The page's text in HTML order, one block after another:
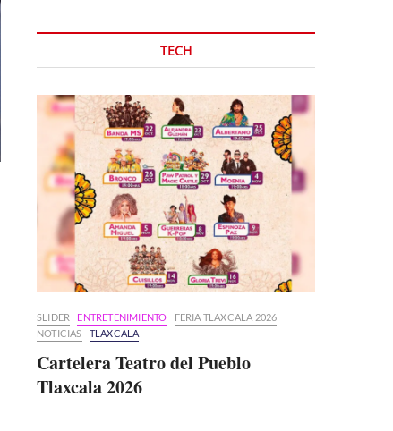
TECH
SLIDER ENTRETENIMIENTO
FERIA TLAXCALA 2026
NOTICIAS
TLAXCALA
Cartelera Teatro del Pueblo
Tlaxcala 2026